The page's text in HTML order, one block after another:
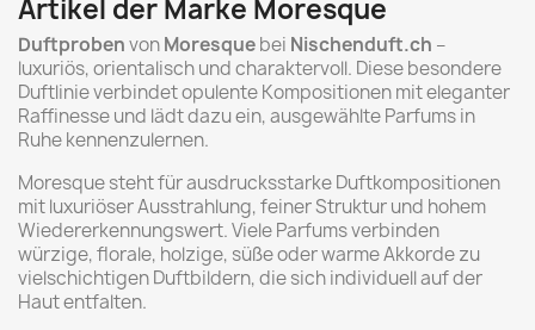
Artikel der Marke Moresque
DuftprobenvonMoresquebei Nischenduft.ch –
luxuriös, orientalisch und charaktervoll. Diese besondere
Duftlinie verbindet opulente Kompositionen mit eleganter
Raffinesse und lädt dazu ein, ausgewählte Parfums in
Ruhe kennenzulernen.
Moresque steht für ausdrucksstarke Duftkompositionen
mit luxuriöser Ausstrahlung, feiner Struktur und hohem
Wiedererkennungswert. Viele Parfums verbinden
würzige, florale, holzige, süße oder warme Akkorde zu
vielschichtigen Duftbildern, die sich individuell auf der
Haut entfalten.